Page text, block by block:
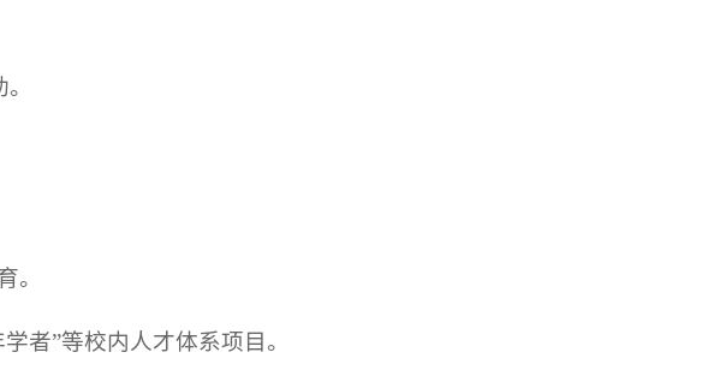
。
者”等校内人才体系项目。